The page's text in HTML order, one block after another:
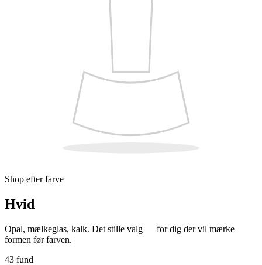
Shop efter farve
Hvid
Opal, mælkeglas, kalk. Det stille valg — for dig der vil mærke
formen før farven.
43 fund